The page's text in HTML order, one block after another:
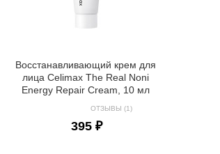
Восстанавливающий крем для
лица Celimax The Real Noni
Energy Repair Cream, 10 мл
ОТЗЫВЫ (1)
395 ₽